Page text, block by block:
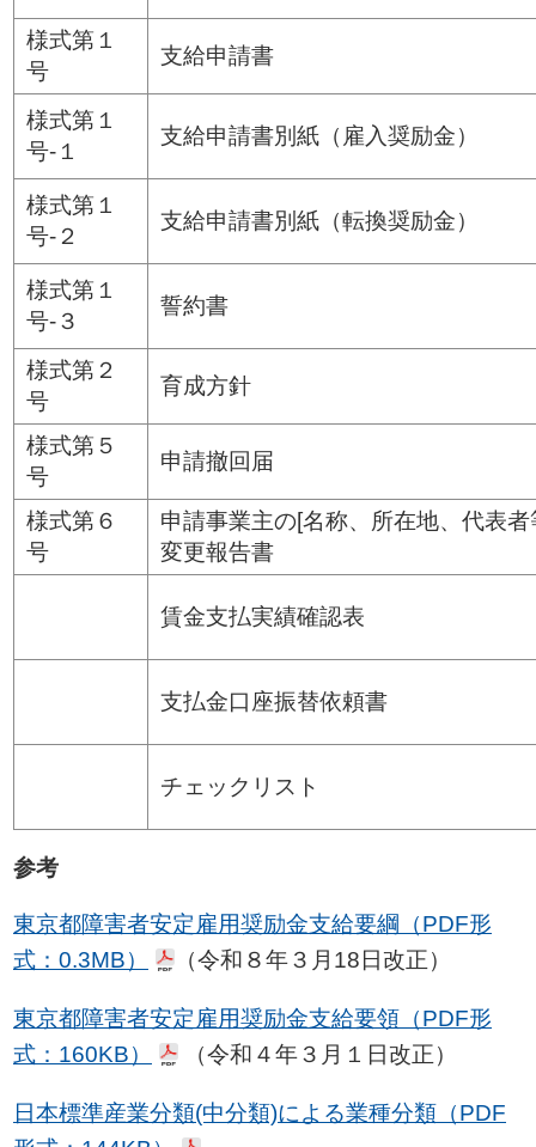
様式第１
号
支給申請書
様式第１
号-１
支給申請書別紙（雇入奨励金）
様式第１
号-２
支給申請書別紙（転換奨励金）
様式第１
号‐３
誓約書
様式第２
号
育成方針
様式第５
号
申請撤回届
様式第６
号
申請事業主の[名称、所在地、代表者
変更報告書
賃金支払実績確認表
支払金口座振替依頼書
チェックリスト
参考
東京都障害者安定雇用奨励金支給要綱（PDF形
式：0.3MB）
（令和８年３月18日改正）
東京都障害者安定雇用奨励金支給要領（PDF形
式：160KB）
（令和４年３月１日改正）
日本標準産業分類(中分類)による業種分類（PDF